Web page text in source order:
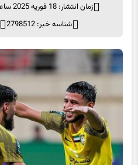
زمان انتشار: 18 فوریه 2025 ساعت 18:04
شناسه خبر: 2798512